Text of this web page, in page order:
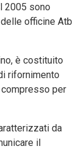
2005 sono
officine Atb
è costituito
rifornimento
per
da
il